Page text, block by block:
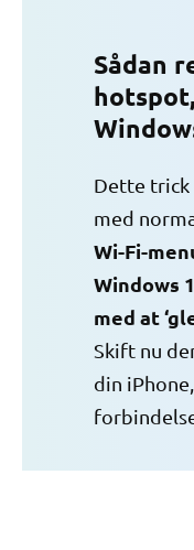
Sådan
Dette
med
Wi-Fi-
Windows
med at
Skift nu
din